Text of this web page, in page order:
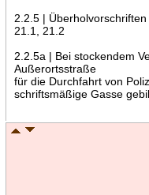
2.2.5 |
21.1, 21.2
2.2.5a | Bei stockendem
Außerortsstraße
für die Durchfahrt von
schriftsmäßige Gasse